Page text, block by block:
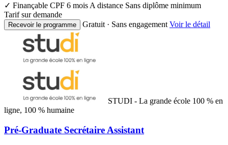
✓ Finançable CPF 6 mois A distance Sans diplôme minimum
Tarif sur demande
Recevoir le programme Gratuit · Sans engagement Voir le détail
STUDI - La grande école 100 % en
ligne, 100 % humaine
Pré-Graduate Secrétaire Assistant